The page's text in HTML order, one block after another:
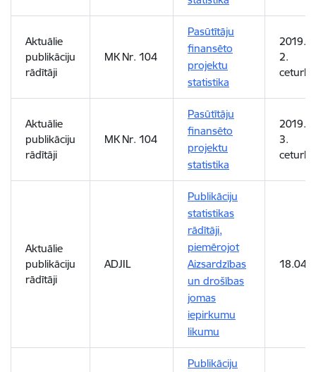
Aktuālie
publikāciju
rādītāji
MK Nr. 104
Pasūtītāju
finansēto
projektu
statistika
2019.
2.
Aktuālie
publikāciju
rādītāji
MK Nr. 104
Pasūtītāju
finansēto
projektu
statistika
2019.
3.
Aktuālie
publikāciju
rādītāji
ADJIL
Publikāciju
statistikas
rādītāji,
piemērojot
Aizsardzības
un drošības
jomas
iepirkumu
likumu
Publikāciju